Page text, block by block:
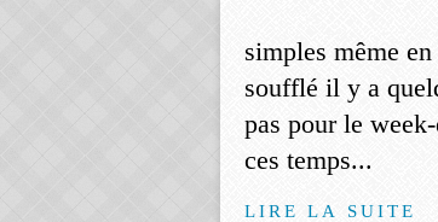
simples même
soufflé il y a
pas pour le
ces temps...
LIRE LA SUITE